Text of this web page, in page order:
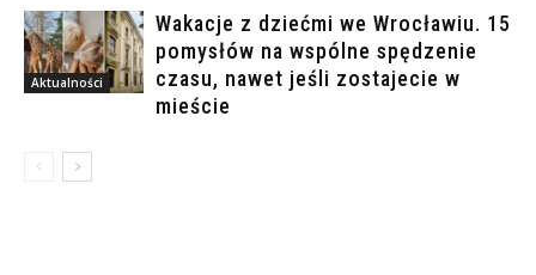
Aktualności
Wakacje z dziećmi we Wrocławiu. 15
pomysłów na wspólne spędzenie
czasu, nawet jeśli zostajecie w
mieście